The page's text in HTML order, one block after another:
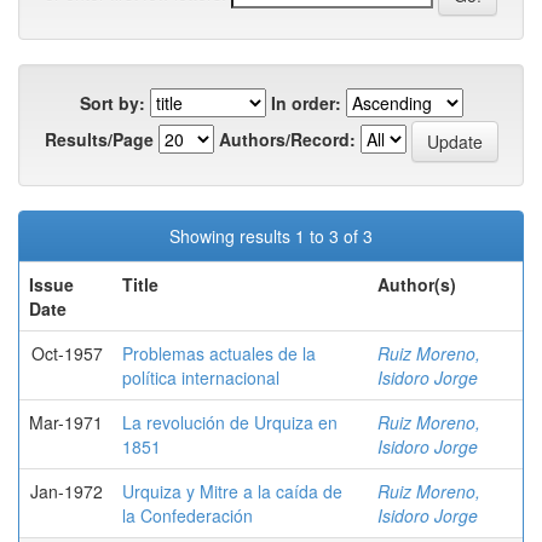
Sort by:
In order:
Results/Page
Authors/Record:
Showing results 1 to 3 of 3
Issue
Date
Title Author(s)
Oct-1957
Problemas actuales de la
política internacional
Ruiz Moreno,
Isidoro Jorge
Mar-1971
La revolución de Urquiza en
1851
Ruiz Moreno,
Isidoro Jorge
Jan-1972
Urquiza y Mitre a la caída de
la Confederación
Ruiz Moreno,
Isidoro Jorge